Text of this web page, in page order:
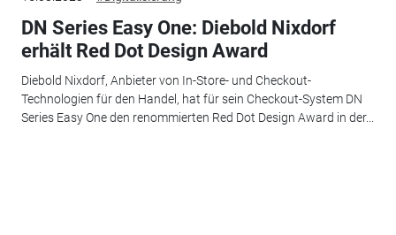
DN Series Easy One: Diebold Nixdorf
erhält Red Dot Design Award
Diebold Nixdorf, Anbieter von In-Store- und Checkout-
Technologien für den Handel, hat für sein Checkout-System DN
Series Easy One den renommierten Red Dot Design Award in der...